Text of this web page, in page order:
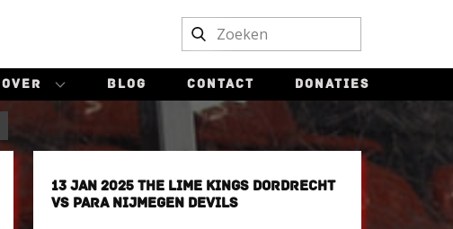
OVER BLOG CONTACT DONATIES
13 JAN 2025 THE LIME KINGS DORDRECHT
VS PARA NIJMEGEN DEVILS